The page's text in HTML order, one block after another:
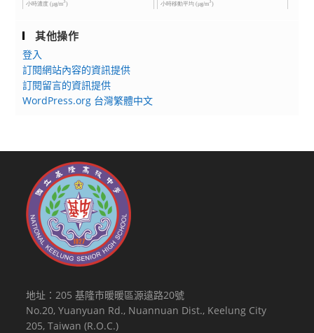
其他操作
登入
訂閱網站內容的資訊提供
訂閱留言的資訊提供
WordPress.org 台灣繁體中文
地址：205 基隆市暖暖區源遠路20號
No.20, Yuanyuan Rd., Nuannuan Dist., Keelung City
205, Taiwan (R.O.C.)